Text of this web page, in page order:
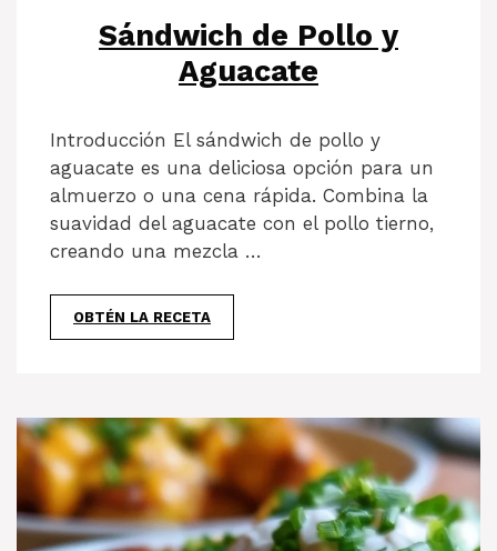
Sándwich de Pollo y
Aguacate
Introducción El sándwich de pollo y
aguacate es una deliciosa opción para un
almuerzo o una cena rápida. Combina la
suavidad del aguacate con el pollo tierno,
creando una mezcla …
OBTÉN LA RECETA